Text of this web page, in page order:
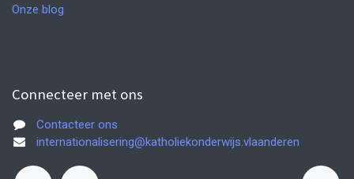
Onze blog
Connecteer met ons
Contacteer ons
internationalisering@katholiekonderwijs.vlaanderen